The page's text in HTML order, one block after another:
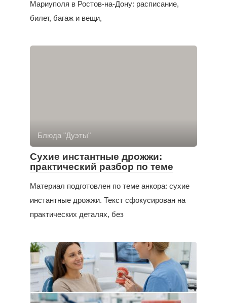
Мариуполя в Ростов-на-Дону: расписание,
билет, багаж и вещи,
Блюда "Дуэты"
Сухие инстантные дрожжи:
практический разбор по теме
Материал подготовлен по теме анкора: сухие
инстантные дрожжи. Текст сфокусирован на
практических деталях, без